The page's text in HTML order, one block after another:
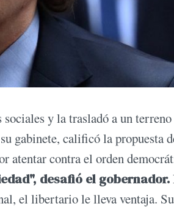
y la trasladó a un terreno
gabinete, calificó la propuesta
atentar contra el orden
desafió el gobernador.
el libertario le lleva ventaja. Su